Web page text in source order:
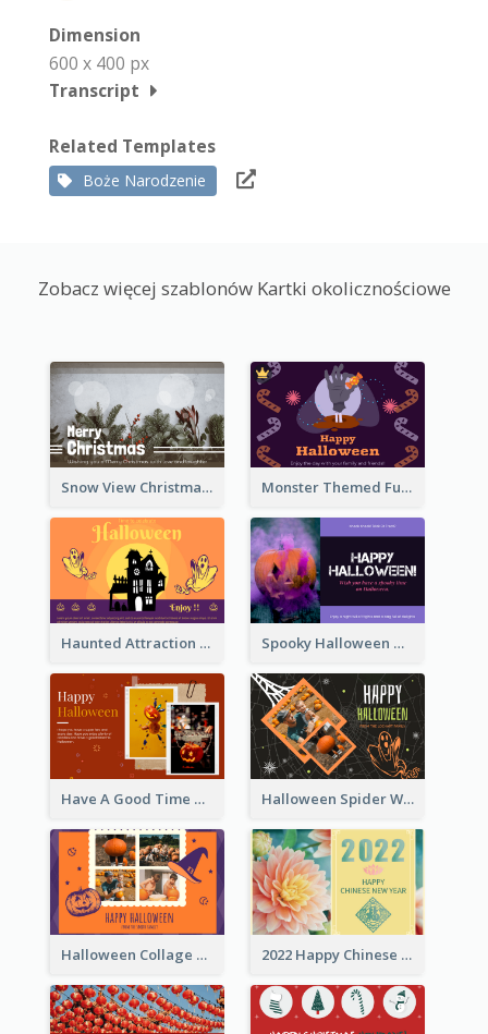
Dimension
600 x 400 px
Transcript
Related Templates
Boże Narodzenie
Zobacz więcej szablonów Kartki okolicznościowe
Snow View Christmas Card With Simple Design Monster Themed Fun Halloween Greeting Card
Haunted Attraction Themed Halloween Card Spooky Halloween Greeting Card
Have A Good Time This Halloween Greeting Card Halloween Spider Web Greeting Card
Halloween Collage Greeting Card 2022 Happy Chinese New Year Flower Photo Greeting Card